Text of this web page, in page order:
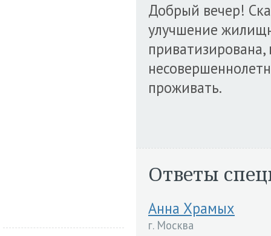
Добрый вечер!
улучшение
проживать.
Ответы
Анна Храмых
г. Москва